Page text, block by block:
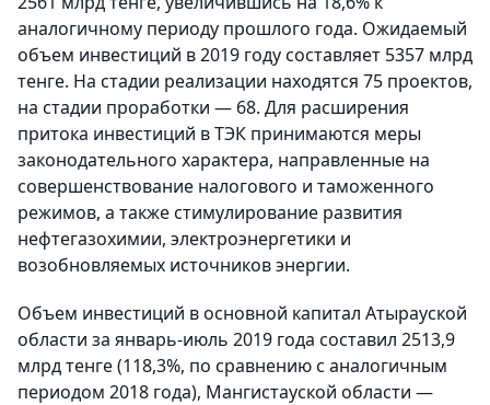
аналогичному периоду прошлого года. Ожидаемый
объем инвестиций в 2019 году составляет 5357 млрд
тенге. На стадии реализации находятся 75 проектов,
на стадии проработки — 68. Для расширения
притока инвестиций в ТЭК принимаются меры
законодательного характера, направленные на
совершенствование налогового и таможенного
режимов, а также стимулирование развития
нефтегазохимии, электроэнергетики и
возобновляемых источников энергии.
Объем инвестиций в основной капитал Атырауской
области за январь-июль 2019 года составил 2513,9
млрд тенге (118,3%, по сравнению с аналогичным
периодом 2018 года), Мангистауской области —